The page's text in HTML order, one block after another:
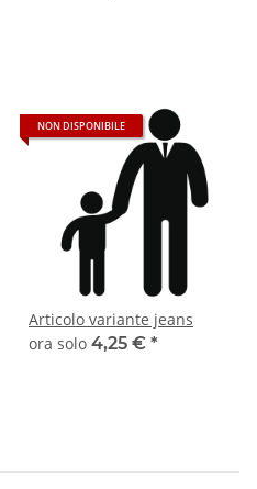
NON DISPONIBILE
Articolo variante jeans
ora solo 4,25 € *